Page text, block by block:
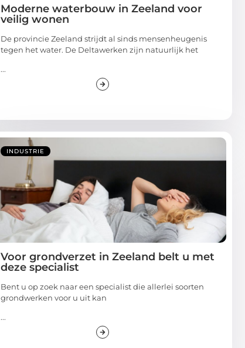
Moderne waterbouw in Zeeland voor
veilig wonen
De provincie Zeeland strijdt al sinds mensenheugenis
tegen het water. De Deltawerken zijn natuurlijk het
...
INDUSTRIE
Voor grondverzet in Zeeland belt u met
deze specialist
Bent u op zoek naar een specialist die allerlei soorten
grondwerken voor u uit kan
...